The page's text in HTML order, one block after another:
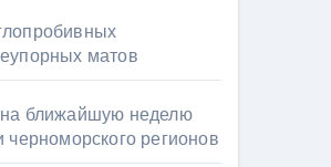
матов
ближайшую неделю
черноморского регионов